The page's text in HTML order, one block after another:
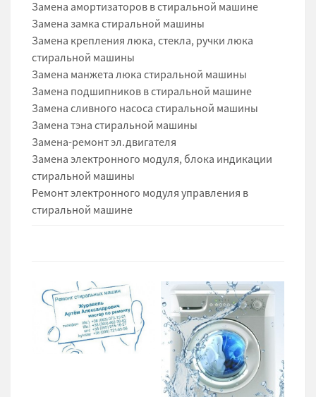
Замена амортизаторов в стиральной машине
Замена замка стиральной машины
Замена крепления люка, стекла, ручки люка
стиральной машины
Замена манжета люка стиральной машины
Замена подшипников в стиральной машине
Замена сливного насоса стиральной машины
Замена тэна стиральной машины
Замена-ремонт эл.двигателя
Замена электронного модуля, блока индикации
стиральной машины
Ремонт электронного модуля управления в
стиральной машине